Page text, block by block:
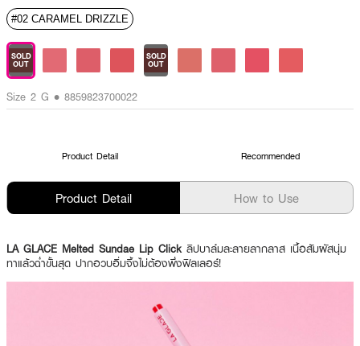
#02 CARAMEL DRIZZLE
SOLD
OUT
SOLD
OUT
Size 2 G • 8859823700022
Product Detail Recommended
Product Detail How to Use
LA GLACE Melted Sundae Lip Click ลิปบาล์มละลายลากลาส เนื้อสัมผัสนุ่ม
ทาแล้วฉ่ำขั้นสุด ปากอวบอิ่มจึ้งไม่ต้องพึ่งฟิลเลอร์!